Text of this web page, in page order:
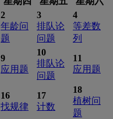
2
年龄问
题
3
排队论
问题
4
等差数
列
9
应用题
10
排队论
问题
11
应用题
16
找规律
17
计数
18
植树问
题